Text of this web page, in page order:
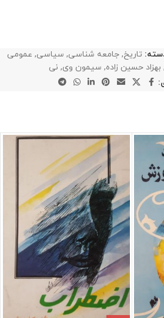
تاریخ, جامعه شناسی, سیاسی, عمومی
, بهزاد حسین زاده, سیمون وی, نی